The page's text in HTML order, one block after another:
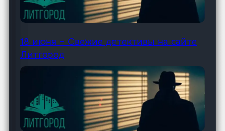
18 июня – Свежие детективы на сайте
Литгород